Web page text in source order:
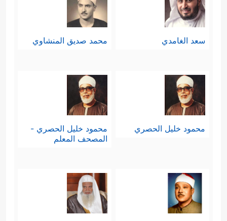
الاقتصادية، وهكذا.
سعد الغامدي محمد صديق المنشاوي
محمود خليل الحصري
محمود خليل الحصري -
المصحف المعلم